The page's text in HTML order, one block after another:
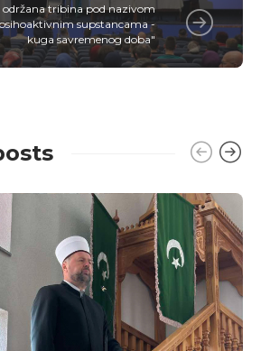
održana tribina pod nazivom
supstancama -
kuga savremenog doba"